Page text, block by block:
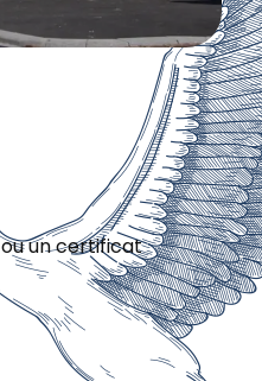
un certificat